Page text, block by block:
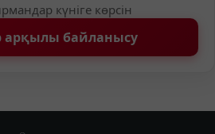
күніге көрсін
арқылы байланысу